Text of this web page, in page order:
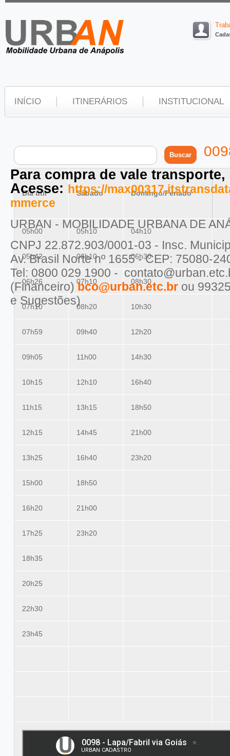
INÍCIO ITINERÁRIOS INSTITUCIONAL
Dia útil Sábado Domingo/Feriado
05h00 05h10 04h10
05h42 06h10 06h30
06h26 07h10 08h30
07h10 08h20 10h30
07h59 09h40 12h20
09h05 11h00 14h30
10h15 12h10 16h40
11h15 13h15 18h50
12h15 14h45 21h00
13h25 16h40 23h20
15h00 18h50
16h20 21h00
17h25 23h20
18h35
20h25
22h30
23h45
Para compra de vale transporte,
Acesse: https://
mmerce
URBAN - MOBILIDADE URBANA DE
CNPJ 22.872.903/0001-03 - Insc.
Av. Brasil Norte nº 1655 - CEP: 75080-
Tel: 0800 029 1900 -
(Financeiro)bco@urban.etc.br ou
e Sugestões)